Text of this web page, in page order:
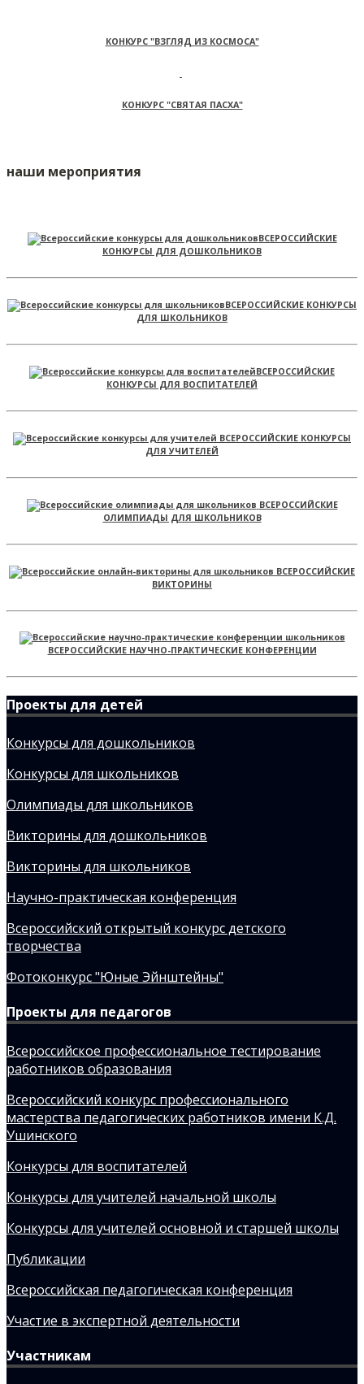
КОНКУРС "ВЗГЛЯД ИЗ КОСМОСА"
КОНКУРС "СВЯТАЯ ПАСХА"
наши мероприятия
ВСЕРОССИЙСКИЕ
КОНКУРСЫ ДЛЯ ДОШКОЛЬНИКОВ
ВСЕРОССИЙСКИЕ КОНКУРСЫ
ДЛЯ ШКОЛЬНИКОВ
ВСЕРОССИЙСКИЕ
КОНКУРСЫ ДЛЯ ВОСПИТАТЕЛЕЙ
ВСЕРОССИЙСКИЕ КОНКУРСЫ
ДЛЯ УЧИТЕЛЕЙ
ВСЕРОССИЙСКИЕ
ОЛИМПИАДЫ ДЛЯ ШКОЛЬНИКОВ
ВСЕРОССИЙСКИЕ
ВИКТОРИНЫ
ВСЕРОССИЙСКИЕ НАУЧНО-ПРАКТИЧЕСКИЕ КОНФЕРЕНЦИИ
Проекты для детей
Конкурсы для дошкольников
Конкурсы для школьников
Олимпиады для школьников
Викторины для дошкольников
Викторины для школьников
Научно-практическая конференция
Всероссийский открытый конкурс детского
творчества
Фотоконкурс "Юные Эйнштейны"
Проекты для педагогов
Всероссийское профессиональное тестирование
работников образования
Всероссийский конкурс профессионального
мастерства педагогических работников имени К.Д.
Ушинского
Конкурсы для воспитателей
Конкурсы для учителей начальной школы
Конкурсы для учителей основной и старшей школы
Публикации
Всероссийская педагогическая конференция
Участие в экспертной деятельности
Участникам